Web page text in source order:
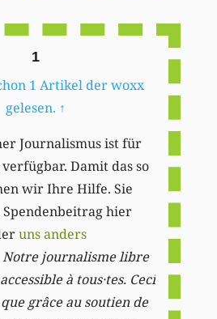
1
1 Artikel der woxx
gelesen. ↑
Journalismus ist für
Damit das so
wir Ihre Hilfe. Sie
hier
uns anders
Notre journalisme libre
à tous·tes. Ceci
grâce au soutien de